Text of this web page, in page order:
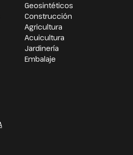
Geosintéticos
Construcción
Agricultura
Acuicultura
Jardinería
Embalaje